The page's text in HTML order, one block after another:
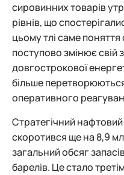
сировинних товарів
рівнів, що
цьому тлі саме поняття
поступово змінює свій
довгострокової
більше
оперативного
Стратегічний
скоротився ще на 8,9
загальний обсяг
барелів. Це стало